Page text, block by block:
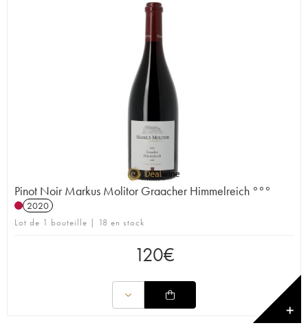
Pinot Noir Markus Molitor Graacher Himmelreich °°°
2020
Lot de 1 bouteille | 18 en stock
120€
✕